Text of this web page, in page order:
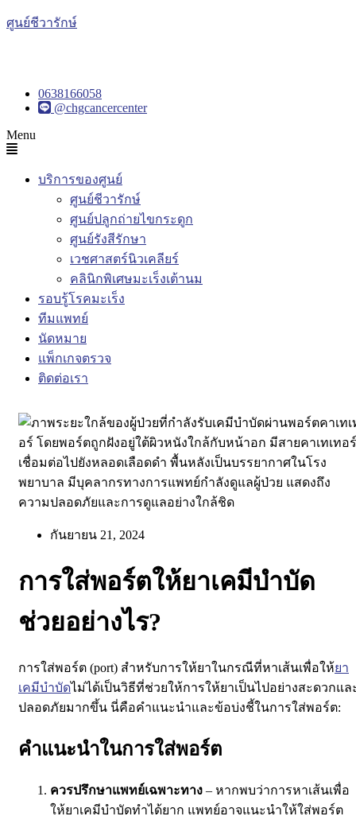
ศูนย์ชีวารักษ์
0638166058
@chgcancercenter
Menu
บริการของศูนย์
ศูนย์ชีวารักษ์
ศูนย์ปลูกถ่ายไขกระดูก
ศูนย์รังสีรักษา
เวชศาสตร์นิวเคลียร์
คลินิกพิเศษมะเร็งเต้านม
รอบรู้โรคมะเร็ง
ทีมแพทย์
นัดหมาย
แพ็กเกจตรวจ
ติดต่อเรา
กันยายน 21, 2024
การใส่พอร์ตให้ยาเคมีบำบัด
ช่วยอย่างไร?
การใส่พอร์ต (port) สำหรับการให้ยาในกรณีที่หาเส้นเพื่อให้ยา
เคมีบำบัดไม่ได้เป็นวิธีที่ช่วยให้การให้ยาเป็นไปอย่างสะดวกแล
ปลอดภัยมากขึ้น นี่คือคำแนะนำและข้อบ่งชี้ในการใส่พอร์ต:
คำแนะนำในการใส่พอร์ต
ควรปรึกษาแพทย์เฉพาะทาง – หากพบว่าการหาเส้นเพื่อ
ให้ยาเคมีบำบัดทำได้ยาก แพทย์อาจแนะนำให้ใส่พอร์ต